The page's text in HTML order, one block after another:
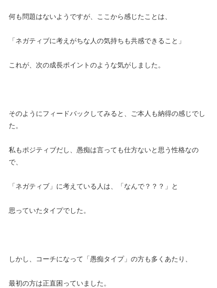
何も問題はないようですが、ここから感じたことは、
「ネガティブに考えがちな人の気持ちも共感できること」
これが、次の成長ポイントのような気がしました。
そのようにフィードバックしてみると、ご本人も納得の感じでし
た。
私もポジティブだし、愚痴は言っても仕方ないと思う性格なの
で、
「ネガティブ」に考えている人は、「なんで？？？」と
思っていたタイプでした。
しかし、コーチになって「愚痴タイプ」の方も多くあたり、
最初の方は正直困っていました。